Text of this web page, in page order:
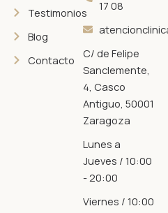
Testimonios
Blog
Contacto
17 08
C/ de Felipe
Sanclemente,
4, Casco
Antiguo, 50001
Zaragoza
Lunes a
Jueves / 10:00
- 20:00
Viernes / 10:00